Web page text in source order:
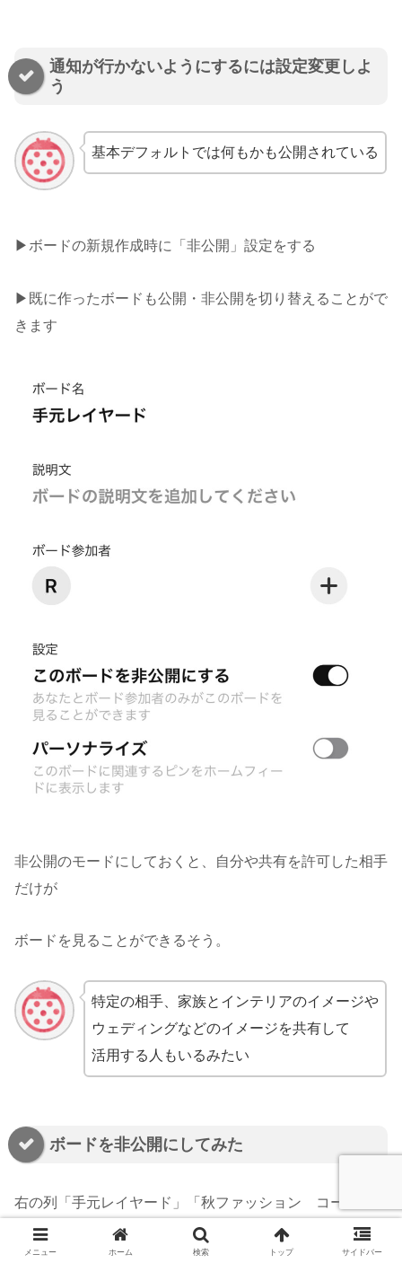
通知が行かないようにするには設定変更しよ
う
基本デフォルトでは何もかも公開されている
▶︎ボードの新規作成時に「非公開」設定をする
▶︎既に作ったボードも公開・非公開を切り替えることがで
きます
非公開のモードにしておくと、自分や共有を許可した相手
だけが
ボードを見ることができるそう。
特定の相手、家族とインテリアのイメージや
ウェディングなどのイメージを共有して
活用する人もいるみたい
ボードを非公開にしてみた
右の列「手元レイヤード」「秋ファッション コーデ」の
ボードに
メニュー ホーム 検索 トップ サイドバー